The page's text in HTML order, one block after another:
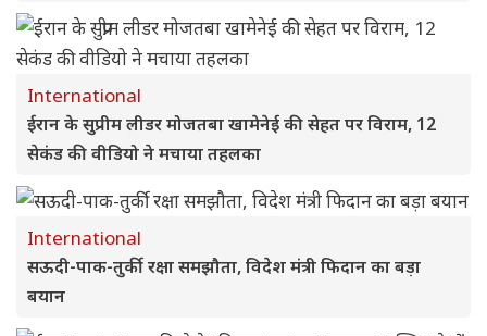
International
ईरान के सुप्रीम लीडर मोजतबा खामेनेई की सेहत पर विराम, 12
सेकंड की वीडियो ने मचाया तहलका
International
सऊदी-पाक-तुर्की रक्षा समझौता, विदेश मंत्री फिदान का बड़ा
बयान